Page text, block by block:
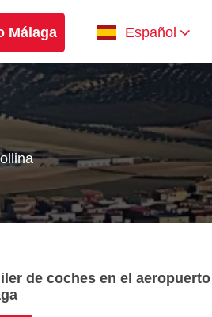
Málaga Español
de coches en el